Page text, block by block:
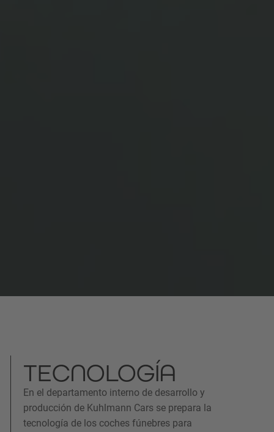
TECNOLOGÍA
En el departamento interno de desarrollo y
producción de Kuhlmann Cars se prepara la
tecnología de los coches fúnebres para